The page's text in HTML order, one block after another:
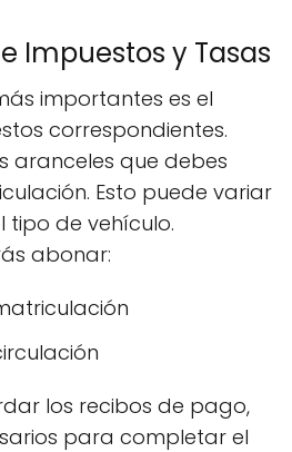
Impuestos y Tasas
importantes es el
correspondientes.
aranceles que debes
Esto puede variar
tipo de vehículo.
abonar:
los recibos de pago,
para completar el